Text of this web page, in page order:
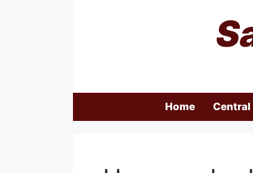
Home Central